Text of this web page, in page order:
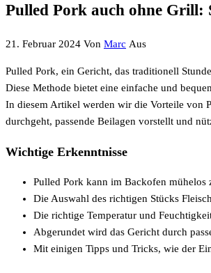
Pulled Pork auch ohne Grill:
21. Februar 2024 Von Marc Aus
Pulled Pork, ein Gericht, das traditionell
Diese Methode bietet eine einfache und
In diesem Artikel werden wir die Vorteile von
durchgeht, passende Beilagen vorstellt und
Wichtige Erkenntnisse
Pulled Pork kann im Backofen
Die Auswahl des richtigen Stücks
Die richtige Temperatur und
Abgerundet wird das Gericht durch
Mit einigen Tipps und Tricks, wie der